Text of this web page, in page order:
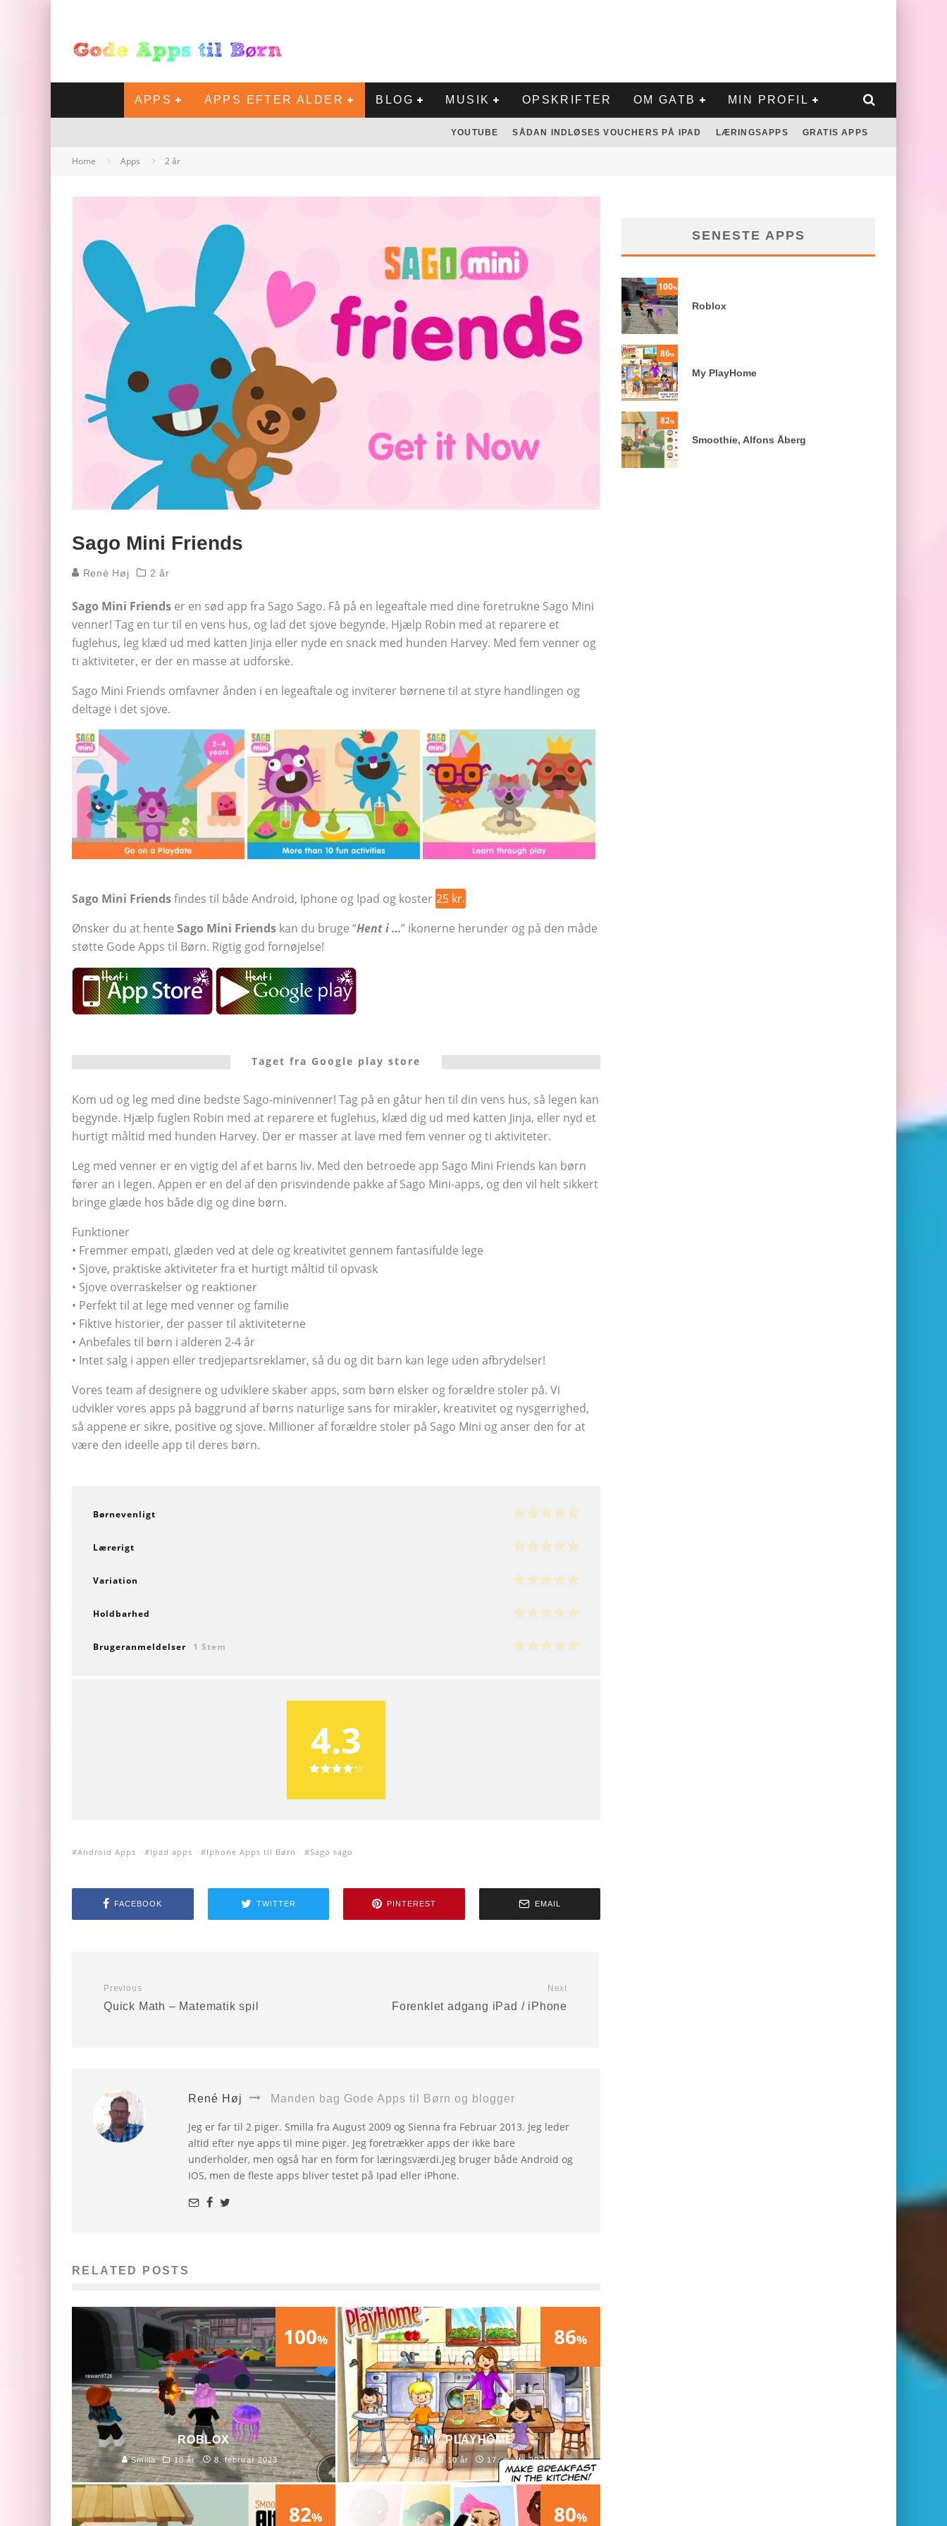
APPS APPS EFTER ALDER BLOG MUSIK OPSKRIFTER OM GATB MIN PROFIL
YOUTUBE SÅDAN INDLØSES VOUCHERS PÅ IPAD LÆRINGSAPPS GRATIS APPS
Home Apps 2 år
Sago Mini Friends
René Høj 2 år
Sago Mini Friends er en sød app fra Sago Sago. Få på en legeaftale med dine foretrukne Sago Mini
venner! Tag en tur til en vens hus, og lad det sjove begynde. Hjælp Robin med at reparere et
fuglehus, leg klæd ud med katten Jinja eller nyde en snack med hunden Harvey. Med fem venner og
ti aktiviteter, er der en masse at udforske.
Sago Mini Friends omfavner ånden i en legeaftale og inviterer børnene til at styre handlingen og
deltage i det sjove.
Sago Mini Friendsfindes til både Android, Iphone og Ipad og koster 25 kr.
Ønsker du at hente Sago Mini Friends kan du bruge “Hent i …” ikonerne herunder og på den måde
støtte Gode Apps til Børn. Rigtig god fornøjelse!
Taget fra Google play store
Kom ud og leg med dine bedste Sago-minivenner! Tag på en gåtur hen til din vens hus, så legen kan
begynde. Hjælp fuglen Robin med at reparere et fuglehus, klæd dig ud med katten Jinja, eller nyd et
hurtigt måltid med hunden Harvey. Der er masser at lave med fem venner og ti aktiviteter.
Leg med venner er en vigtig del af et barns liv. Med den betroede app Sago Mini Friends kan børn
fører an i legen. Appen er en del af den prisvindende pakke af Sago Mini-apps, og den vil helt sikkert
bringe glæde hos både dig og dine børn.
Funktioner
• Fremmer empati, glæden ved at dele og kreativitet gennem fantasifulde lege
• Sjove, praktiske aktiviteter fra et hurtigt måltid til opvask
• Sjove overraskelser og reaktioner
• Perfekt til at lege med venner og familie
• Fiktive historier, der passer til aktiviteterne
• Anbefales til børn i alderen 2-4 år
• Intet salg i appen eller tredjepartsreklamer, så du og dit barn kan lege uden afbrydelser!
Vores team af designere og udviklere skaber apps, som børn elsker og forældre stoler på. Vi
udvikler vores apps på baggrund af børns naturlige sans for mirakler, kreativitet og nysgerrighed,
så appene er sikre, positive og sjove. Millioner af forældre stoler på Sago Mini og anser den for at
være den ideelle app til deres børn.
Børnevenligt
Lærerigt
Variation
Holdbarhed
Brugeranmeldelser 1 Stem
4.3
Android Apps Ipad apps Iphone Apps til Børn Sago sago
FACEBOOK TWITTER PINTEREST EMAIL
Previous
Quick Math – Matematik spil
Next
Forenklet adgang iPad / iPhone
René Høj Manden bag Gode Apps til Børn og blogger
Jeg er far til 2 piger. Smilla fra August 2009 og Sienna fra Februar 2013. Jeg leder
altid efter nye apps til mine piger. Jeg foretrækker apps der ikke bare
underholder, men også har en form for læringsværdi.Jeg bruger både Android og
IOS, men de fleste apps bliver testet på Ipad eller iPhone.
RELATED POSTS
100%
ROBLOX
Smilla 10 år 8. februar 2023
86%
MY PLAYHOME
René Høj 10 år 17. marts 2020
82% 80%
SENESTE APPS
100%
Roblox
86%
My PlayHome
82%
Smoothie, Alfons Åberg